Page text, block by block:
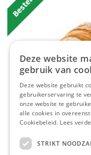
Deze website
gebruik van
Deze website gebruikt
gebruikerservaring te
onze website te
alle cookies in
Cookiebeleid. Lees
STRIKT